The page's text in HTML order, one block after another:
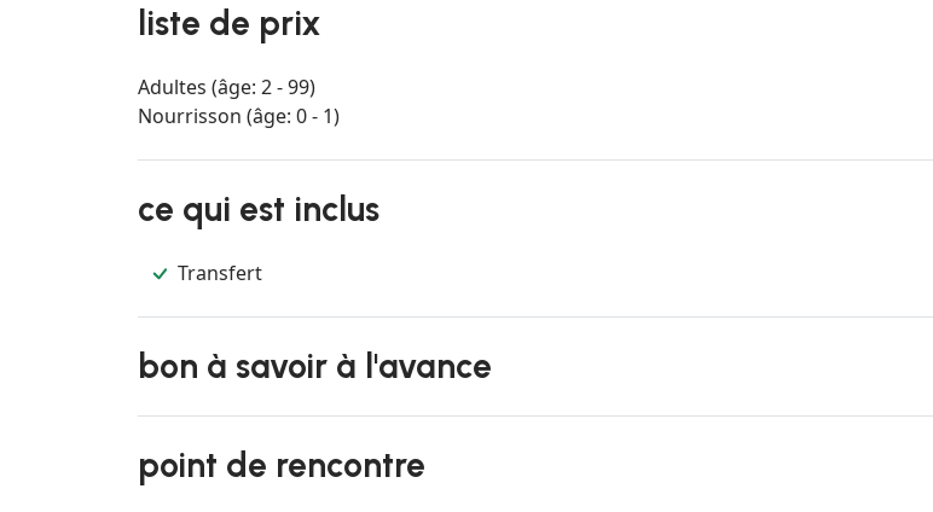
liste de prix
Adultes (âge: 2 - 99)
Nourrisson (âge: 0 - 1)
ce qui est inclus
Transfert
bon à savoir à l'avance
point de rencontre